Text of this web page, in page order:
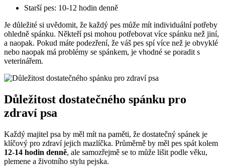
Starší pes: 10-12 hodin denně
Je důležité si uvědomit, že každý pes může mít individuální potřeby
ohledně spánku. Někteří psi mohou potřebovat více spánku než jiní,
a naopak. Pokud máte podezření, že váš pes spí více než je obvyklé
nebo naopak má problémy se spánkem, je vhodné se poradit s
veterinářem.
Důležitost dostatečného spánku pro
zdraví psa
Každý majitel psa by měl mít na paměti, že dostatečný spánek je
klíčový pro zdraví jejich mazlíčka. Průměrně by měl pes spát kolem
12-14 hodin denně, ale samozřejmě se to může lišit podle věku,
plemene a životního stylu pejska.